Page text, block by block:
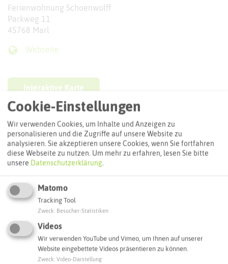
Ferienwohnung Schoenwolff
Parkweg 11
45768 Marl
Webseite
Interaktive Karte
Routenplanung zum Ziel:
ÖPNV-Route finden
Autoroute finden
ATTRAKTIONEN IN DER UMGEBUNG
Was ihr hier noch erleben könnt
Cookie-Einstellungen
Wir verwenden Cookies, um Inhalte und Anzeigen zu
personalisieren und die Zugriffe auf unsere Website zu
analysieren. Sie akzeptieren unsere Cookies, wenn Sie fortfahren
diese Webseite zu nutzen. Um mehr zu erfahren, lesen Sie bitte
unsere Datenschutzerklärung.
Matomo
Tracking Tool
Zweck Besucher-Statistiken
Videos
Wir verwenden YouTube und Vimeo, um Ihnen auf unserer
Website eingebettete Videos präsentieren zu können.
Zweck Video-Darstellung